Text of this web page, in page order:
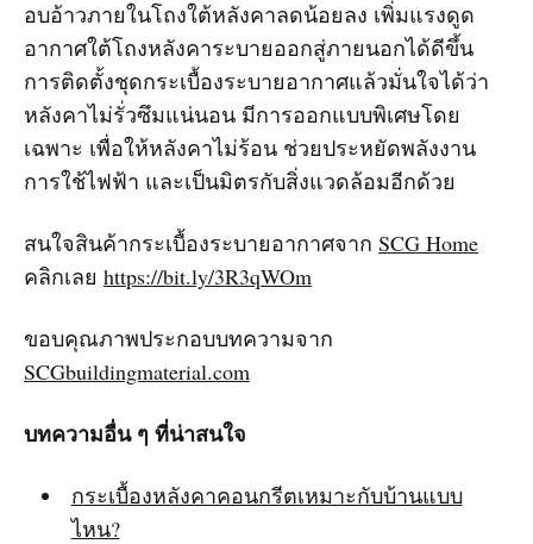
อบอ้าวภายในโถงใต้หลังคาลดน้อยลง เพิ่มแรงดูด
อากาศใต้โถงหลังคาระบายออกสู่ภายนอกได้ดีขึ้น
การติดตั้งชุดกระเบื้องระบายอากาศแล้วมั่นใจได้ว่า
หลังคาไม่รั่วซึมแน่นอน มีการออกแบบพิเศษโดย
เฉพาะ เพื่อให้หลังคาไม่ร้อน ช่วยประหยัดพลังงาน
การใช้ไฟฟ้า และเป็นมิตรกับสิ่งแวดล้อมอีกด้วย
สนใจสินค้ากระเบื้องระบายอากาศจาก SCG Home
คลิกเลย https://bit.ly/3R3qWOm
ขอบคุณภาพประกอบบทความจาก
SCGbuildingmaterial.com
บทความอื่น ๆ ที่น่าสนใจ
กระเบื้องหลังคาคอนกรีตเหมาะกับบ้านแบบ
ไหน?